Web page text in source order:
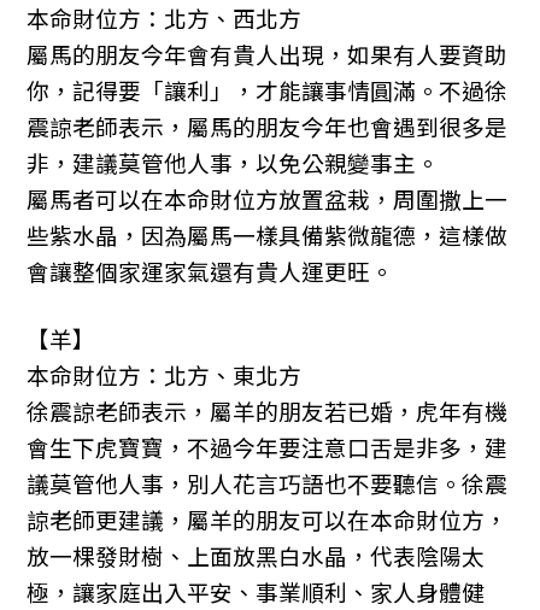
本命財位方：北方、西北方
屬馬的朋友今年會有貴人出現，如果有人要資助
你，記得要「讓利」，才能讓事情圓滿。不過徐
震諒老師表示，屬馬的朋友今年也會遇到很多是
非，建議莫管他人事，以免公親變事主。
屬馬者可以在本命財位方放置盆栽，周圍撒上一
些紫水晶，因為屬馬一樣具備紫微龍德，這樣做
會讓整個家運家氣還有貴人運更旺。
【羊】
本命財位方：北方、東北方
徐震諒老師表示，屬羊的朋友若已婚，虎年有機
會生下虎寶寶，不過今年要注意口舌是非多，建
議莫管他人事，別人花言巧語也不要聽信。徐震
諒老師更建議，屬羊的朋友可以在本命財位方，
放一棵發財樹、上面放黑白水晶，代表陰陽太
極，讓家庭出入平安、事業順利、家人身體健